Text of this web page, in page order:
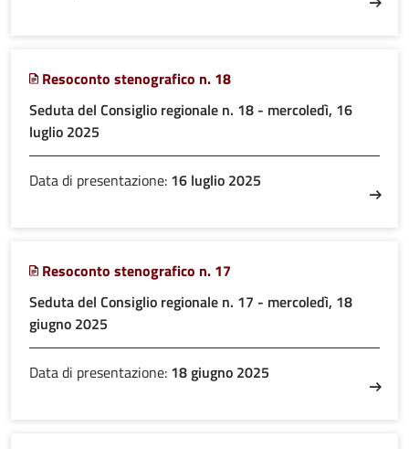
Resoconto stenografico n. 18
Seduta del Consiglio regionale n. 18 - mercoledì, 16
luglio 2025
Data di presentazione: 16 luglio 2025
Resoconto stenografico n. 17
Seduta del Consiglio regionale n. 17 - mercoledì, 18
giugno 2025
Data di presentazione: 18 giugno 2025